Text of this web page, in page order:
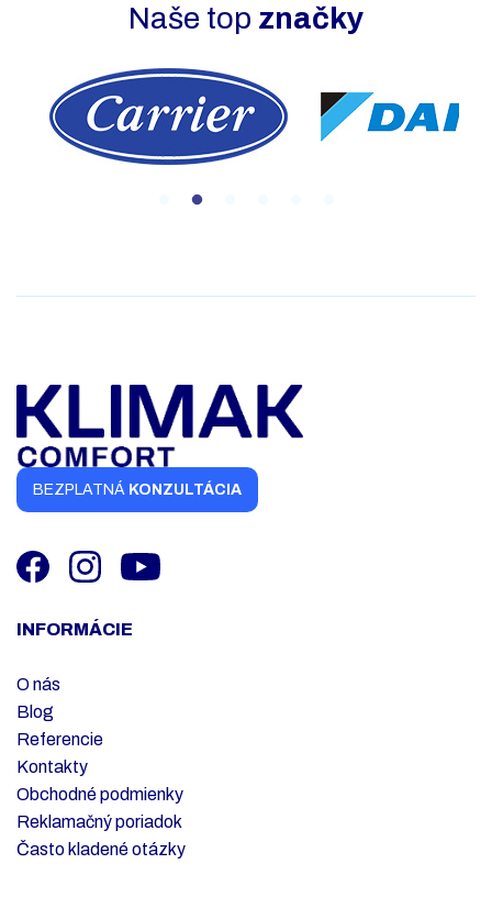
Naše top značky
BEZPLATNÁ KONZULTÁCIA
INFORMÁCIE
O nás
Blog
Referencie
Kontakty
Obchodné podmienky
Reklamačný poriadok
Často kladené otázky